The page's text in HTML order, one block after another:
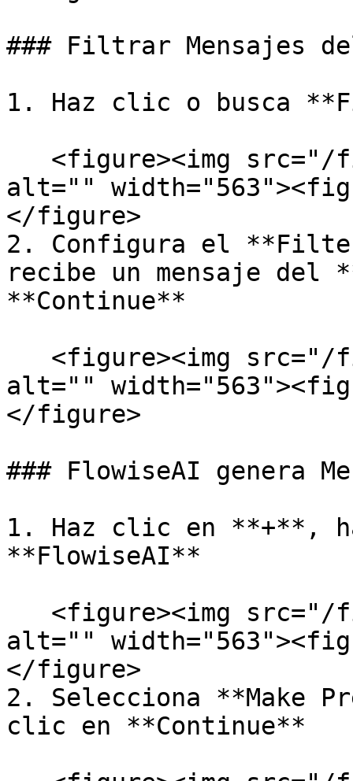
### Filtrar Mensajes
1. Haz clic o busca
alt=""
</figure>
2. Configura el
recibe un mensaje
**Continue**
alt=""
</figure>
### FlowiseAI genera
1. Haz clic en **+**,
**FlowiseAI**
alt=""
</figure>
2. Selecciona **Make
clic en **Continue**